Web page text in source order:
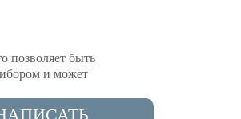
позволяет быть
и может